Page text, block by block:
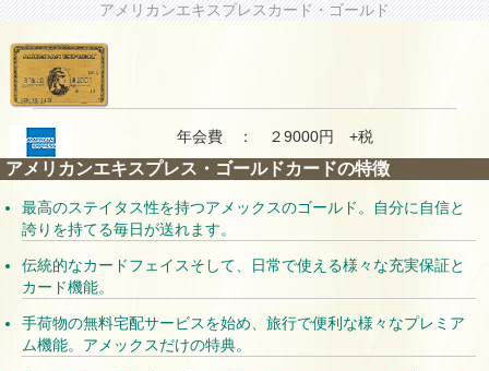
アメリカンエキスプレスカード・ゴールド
年会費 ： ２9000円 +税
アメリカンエキスプレス・ゴールドカードの特徴
最高のステイタス性を持つアメックスのゴールド。自分に自信と
誇りを持てる毎日が送れます。
伝統的なカードフェイスそして、日常で使える様々な充実保証と
カード機能。
手荷物の無料宅配サービスを始め、旅行で便利な様々なプレミア
ム機能。アメックスだけの特典。